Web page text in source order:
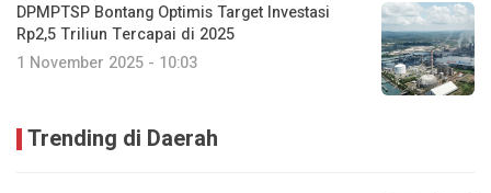
DPMPTSP Bontang Optimis Target Investasi
Rp2,5 Triliun Tercapai di 2025
1 November 2025 - 10:03
Trending di Daerah